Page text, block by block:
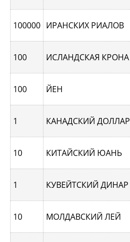
100000 ИРАНСКИХ РИАЛОВ
100 ИСЛАНДСКАЯ КРОНА
100 ЙЕН
1 КАНАДСКИЙ ДОЛЛАР
10 КИТАЙСКИЙ ЮАНЬ
1 КУВЕЙТСКИЙ ДИНАР
10 МОЛДАВСКИЙ ЛЕЙ